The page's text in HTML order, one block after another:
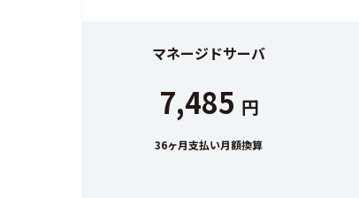
マネージドサーバ
7,485 円
36ヶ月支払い月額換算